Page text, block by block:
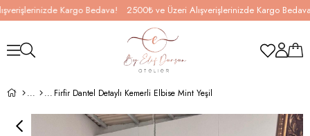
Kargo Bedava! 2500₺ ve Üzeri Alışverişlerinizde Kargo Bedava!
Firfir Dantel Detaylı Kemerli Elbise Mint Yeşil